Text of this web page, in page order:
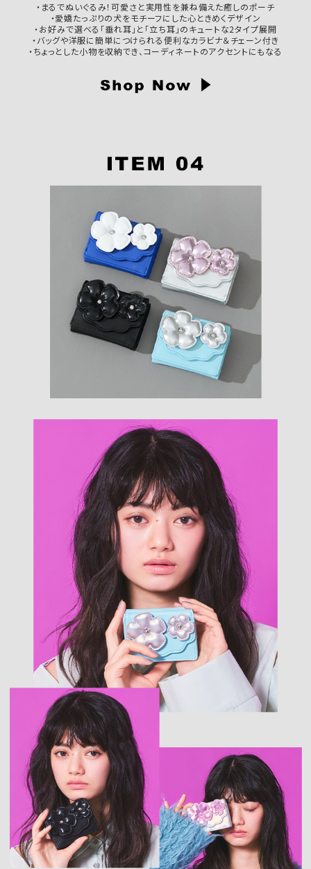
・まるでぬいぐるみ！可愛さと実用性を兼ね備えた癒しのポーチ
・愛嬌たっぷりの犬をモチーフにした心ときめくデザイン
・お好みで選べる「垂れ耳」と「立ち耳」のキュートな2タイプ展開
・バッグや洋服に簡単につけられる便利なカラビナ＆チェーン付き
・ちょっとした小物を収納でき、コーディネートのアクセントにもなる